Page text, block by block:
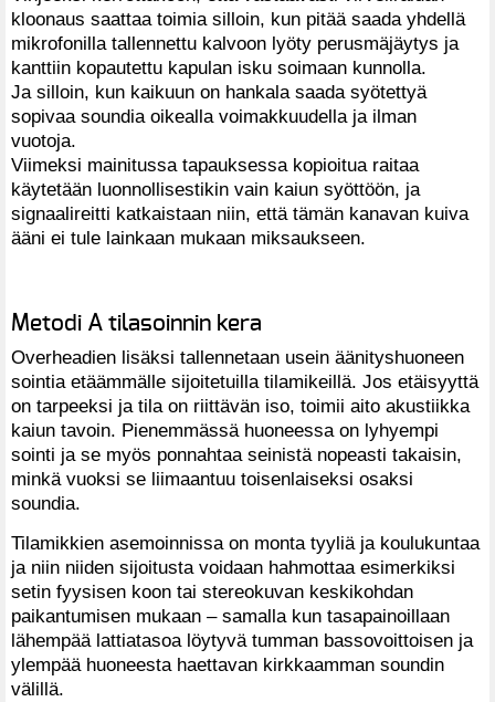
kloonaus saattaa toimia silloin, kun pitää saada yhdellä
mikrofonilla tallennettu kalvoon lyöty perusmäjäytys ja
kanttiin kopautettu kapulan isku soimaan kunnolla.
Ja silloin, kun kaikuun on hankala saada syötettyä
sopivaa soundia oikealla voimakkuudella ja ilman
vuotoja.
Viimeksi mainitussa tapauksessa kopioitua raitaa
käytetään luonnollisestikin vain kaiun syöttöön, ja
signaalireitti katkaistaan niin, että tämän kanavan kuiva
ääni ei tule lainkaan mukaan miksaukseen.
Metodi A tilasoinnin kera
Overheadien lisäksi tallennetaan usein äänityshuoneen
sointia etäämmälle sijoitetuilla tilamikeillä. Jos etäisyyttä
on tarpeeksi ja tila on riittävän iso, toimii aito akustiikka
kaiun tavoin. Pienemmässä huoneessa on lyhyempi
sointi ja se myös ponnahtaa seinistä nopeasti takaisin,
minkä vuoksi se liimaantuu toisenlaiseksi osaksi
soundia.
Tilamikkien asemoinnissa on monta tyyliä ja koulukuntaa
ja niin niiden sijoitusta voidaan hahmottaa esimerkiksi
setin fyysisen koon tai stereokuvan keskikohdan
paikantumisen mukaan – samalla kun tasapainoillaan
lähempää lattiatasoa löytyvä tumman bassovoittoisen ja
ylempää huoneesta haettavan kirkkaamman soundin
välillä.